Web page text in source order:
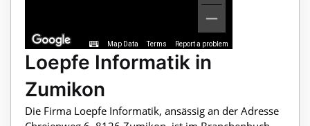
Map Data Terms Report a problem
Loepfe Informatik in
Zumikon
Die Firma Loepfe Informatik, ansässig an der Adresse